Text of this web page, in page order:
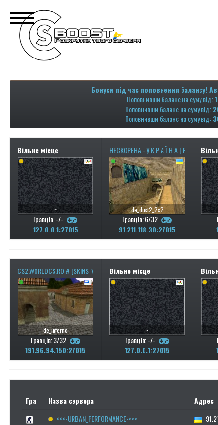
Бонуси під час поповнення балансу!
Поповнивши баланс на суму від:
Поповнивши баланс на суму від:
Поповнивши баланс на суму від:
Вільне місце
~
Гравців: -/-
127.0.0.1:27015
НЕСКОРЕНА - У К Р А Ї Н А [ RYZEN 9 -
de_dust2_2x2
Гравців: 6/32
91.211.118.30:27015
CS2.WORLDCS.RO # [SKINS |VIP + REVIVE| RANKS]
de_inferno
Гравців: 3/32
191.96.94.150:27015
Вільне місце
~
Гравців: -/-
127.0.0.1:27015
Гра Назва сервера
Адрес
<<<-URBAN_PERFORMANCE->>>